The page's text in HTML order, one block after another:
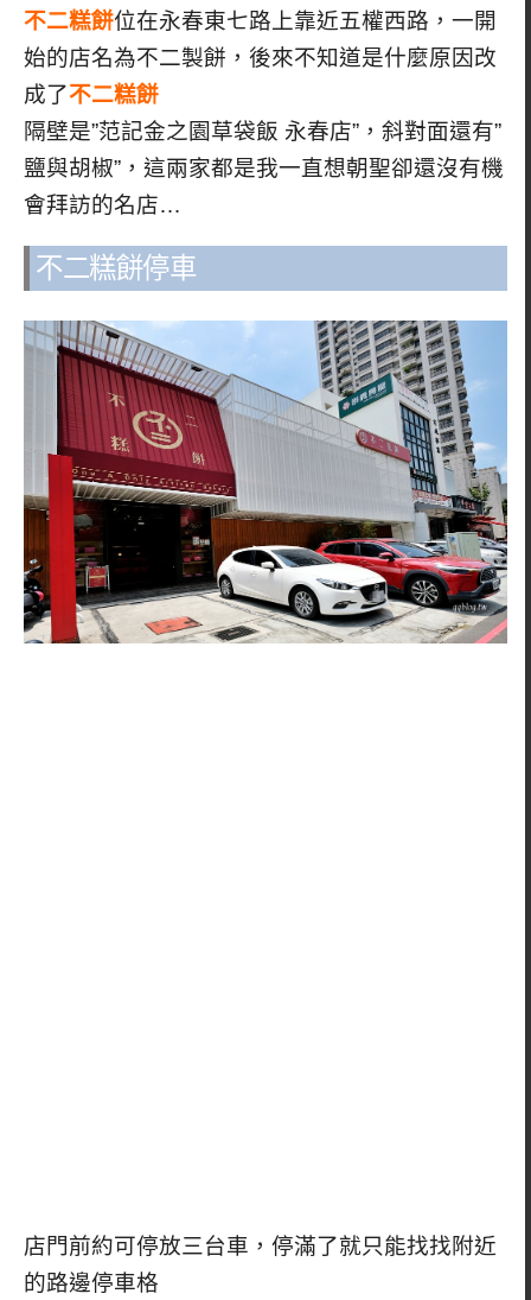
不二糕餅位在永春東七路上靠近五權西路，一開
始的店名為不二製餅，後來不知道是什麼原因改
成了不二糕餅
隔壁是”范記金之園草袋飯 永春店”，斜對面還有”
鹽與胡椒”，這兩家都是我一直想朝聖卻還沒有機
會拜訪的名店…
不二糕餅停車
店門前約可停放三台車，停滿了就只能找找附近
的路邊停車格